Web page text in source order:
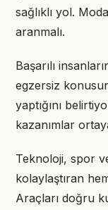
sağlıklı yol.
aranmalı.
Başarılı
egzersiz
yaptığını
kazanımlar
Teknoloji, spor
kolaylaştıran
Araçları doğru